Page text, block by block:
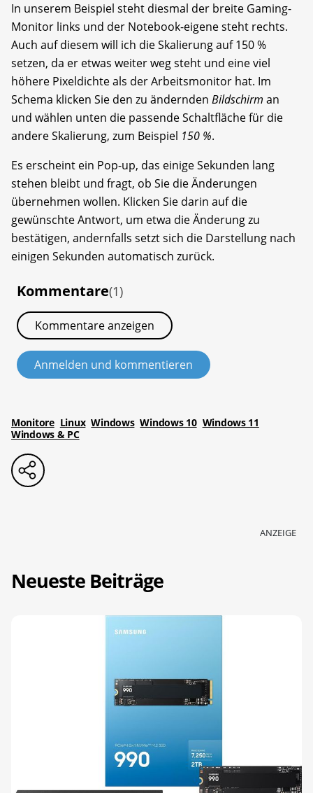
In unserem Beispiel steht diesmal der breite Gaming-
Monitor links und der Notebook-eigene steht rechts.
Auch auf diesem will ich die Skalierung auf 150 %
setzen, da er etwas weiter weg steht und eine viel
höhere Pixeldichte als der Arbeitsmonitor hat. Im
Schema klicken Sie den zu ändernden Bildschirm an
und wählen unten die passende Schaltfläche für die
andere Skalierung, zum Beispiel 150 %.
Es erscheint ein Pop-up, das einige Sekunden lang
stehen bleibt und fragt, ob Sie die Änderungen
übernehmen wollen. Klicken Sie darin auf die
gewünschte Antwort, um etwa die Änderung zu
bestätigen, andernfalls setzt sich die Darstellung nach
einigen Sekunden automatisch zurück.
Kommentare(1)
Kommentare anzeigen
Anmelden und kommentieren
Monitore Linux Windows Windows 10 Windows 11
Windows & PC
ANZEIGE
Neueste Beiträge